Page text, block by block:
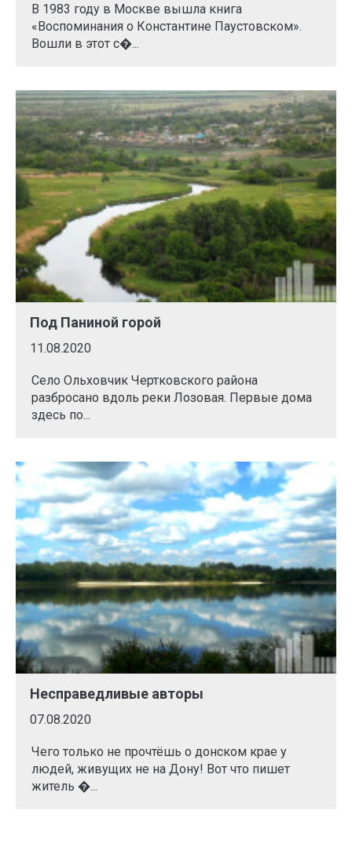
В 1983 году в Москве вышла книга
«Воспоминания о Константине Паустовском».
Вошли в этот с�...
Под Паниной горой
11.08.2020
Село Ольховчик Чертковского района
разбросано вдоль реки Лозовая. Первые дома
здесь по...
Несправедливые авторы
07.08.2020
Чего только не прочтёшь о донском крае у
людей, живущих не на Дону! Вот что пишет
житель �...